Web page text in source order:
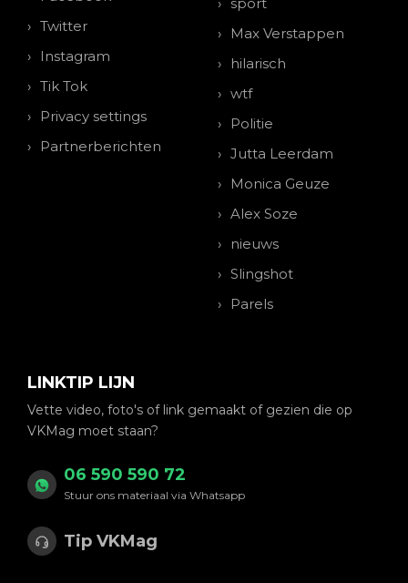
Twitter
Instagram
Tik Tok
Privacy settings
Partnerberichten
Max Verstappen
hilarisch
wtf
Politie
Jutta Leerdam
Monica Geuze
Alex Soze
nieuws
Slingshot
Parels
LINKTIP LIJN
Vette video, foto's of link gemaakt of gezien die op
VKMag moet staan?
06 590 590 72
Stuur ons materiaal via Whatsapp
Tip VKMag